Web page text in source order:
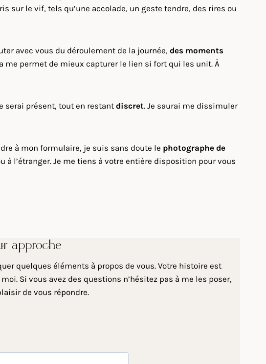
sur le vif, tels qu’une accolade, un geste tendre, des rires ou
avec vous du déroulement de la journée, des moments
me permet de mieux capturer le lien si fort qui les unit. À
serai présent, tout en restantdiscret. Je saurai me dissimuler
à mon formulaire, je suis sans doute le photographe de
l’étranger. Je me tiens à votre entière disposition pour vous
approche
quelques éléments à propos de vous. Votre histoire est
Si vous avez des questions n’hésitez pas à me les poser,
de vous répondre.